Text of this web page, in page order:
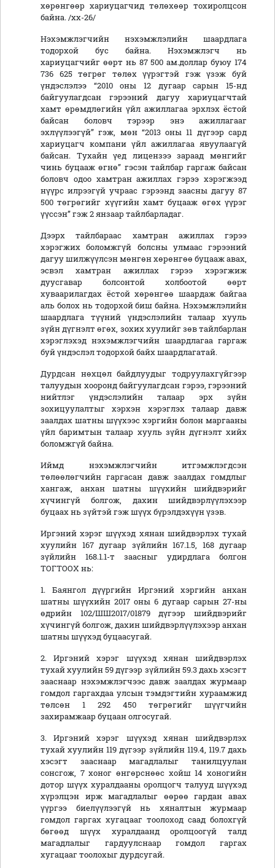
хөрөнгөөр хариуцагчид төлөхөөр тохиролцсон
байна. /хх-26/
Нэхэмжлэгчийн нэхэмжлэлийн шаардлага
тодорхой бус байна. Нэхэмжлэгч нь
хариуцагчийг өөрт нь 87 500 ам.доллар буюу 174
736 625 төгрөг төлөх үүрэгтэй гэж үзэж буй
үндэслэлээ “2010 оны 12 дугаар сарын 15-нд
байгуулагдсан гэрээний дагуу хариуцагчтай
хамт өрөмдлөгийн үйл ажиллагаа эрхлэх ёстой
байсан боловч тэрээр энэ ажиллагааг
эхлүүлээгүй” гэж, мөн “2013 оны 11 дүгээр сард
хариуцагч компани үйл ажиллагаа явуулаагүй
байсан. Тухайн үед лицензээ зараад мөнгийг
чинь буцааж өгнө” гэсэн тайлбар гаргаж байсан
боловч одоо хамтран ажиллах гэрээ хэрэгжээд
нүүрс илрээгүй учраас гэрээнд заасны дагуу 87
500 төгрөгийг хүүгийн хамт буцааж өгөх үүрэг
үүссэн” гэж 2 янзаар тайлбарладаг.
Дээрх тайлбараас хамтран ажиллах гэрээ
хэрэгжих боломжгүй болсны улмаас гэрээний
дагуу шилжүүлсэн мөнгөн хөрөнгөө буцааж авах,
эсвэл хамтран ажиллах гэрээ хэрэгжиж
дуусгавар болсонтой холбоотой өөрт
хуваарилагдах ёстой хөрөнгөө шаардаж байгаа
аль болох нь тодорхой биш байна. Нэхэмжлэлийн
шаардлага түүний үндэслэлийн талаар хууль
зүйн дүгнэлт өгөх, зохих хуулийг зөв тайлбарлан
хэрэглэхэд нэхэмжлэгчийн шаардлагаа гаргаж
буй үндэслэл тодорхой байх шаардлагатай.
Дурдсан нөхцөл байдлуудыг тодруулахгүйгээр
талуудын хооронд байгуулагдсан гэрээ, гэрээний
нийтлэг үндэслэлийн талаар эрх зүйн
зохицуулалтыг хэрхэн хэрэглэх талаар давж
заалдах шатны шүүхээс хэргийн болон маргааны
үйл баримтын талаар хууль зүйн дүгнэлт хийх
боломжгүй байна.
Иймд нэхэмжлэгчийн итгэмжлэгдсэн
төлөөлөгчийн гаргасан давж заалдах гомдлыг
хангаж, анхан шатны шүүхийн шийдвэрийг
хүчингүй болгож, дахин шийдвэрлүүлэхээр
буцаах нь зүйтэй гэж шүүх бүрэлдэхүүн үзэв.
Иргэний хэрэг шүүхэд хянан шийдвэрлэх тухай
хуулийн 167 дугаар зүйлийн 167.1.5, 168 дугаар
зүйлийн 168.1.1-т заасныг удирдлага болгон
ТОГТООХ нь:
1. Баянгол дүүргийн Иргэний хэргийн анхан
шатны шүүхийн 2017 оны 6 дугаар сарын 27-ны
өдрийн 102/ШШ2017/01879 дүгээр шийдвэрийг
хүчингүй болгож, дахин шийдвэрлүүлэхээр анхан
шатны шүүхэд буцаасугай.
2. Иргэний хэрэг шүүхэд хянан шийдвэрлэх
тухай хуулийн 59 дүгээр зүйлийн 59.3 дахь хэсэгт
зааснаар нэхэмжлэгчээс давж заалдах журмаар
гомдол гаргахдаа улсын тэмдэгтийн хураамжид
төлсөн 1 292 450 төгрөгийг шүүгчийн
захирамжаар буцаан олгосугай.
3. Иргэний хэрэг шүүхэд хянан шийдвэрлэх
тухай хуулийн 119 дүгээр зүйлийн 119.4, 119.7 дахь
хэсэгт зааснаар магадлалыг танилцуулан
сонсгож, 7 хоног өнгөрснөөс хойш 14 хоногийн
дотор шүүх хуралдааны оролцогч талууд шүүхэд
хүрэлцэн ирж магадлалыг өөрөө гардан авах
үүргээ биелүүлээгүй нь хяналтын журмаар
гомдол гаргах хугацааг тоолоход саад болохгүй
бөгөөд шүүх хуралдаанд оролцоогүй талд
магадлалыг гардуулснаар гомдол гаргах
хугацааг тоолохыг дурдсугай.